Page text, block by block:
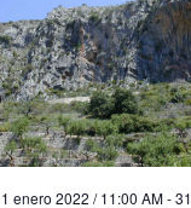
1 enero 2022 / 11:00 AM-31